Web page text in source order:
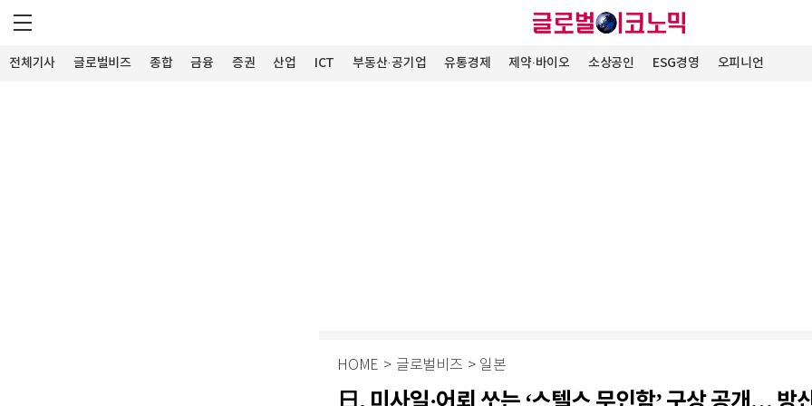
전체기사 글로벌비즈 종합 금융 증권 산업 ICT 부동산·공기업 유통경제 제약∙바이오 소상공인 ESG경영 오피니언
HOME > 글로벌비즈 > 일본